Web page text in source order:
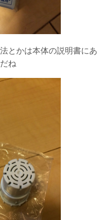
とかは本体の説明書にあ
ね